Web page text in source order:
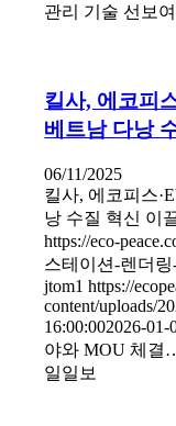
관리 기술 선보
킬사, 에코피
베트남 다낭
06/11/2025
킬사, 에코피스
낭 수질 혁신 이
https://eco-
스테이션-렌더링
jtom1 https://
content/uploads/
16:00:002026-01-
야와 MOU 체결
일일보